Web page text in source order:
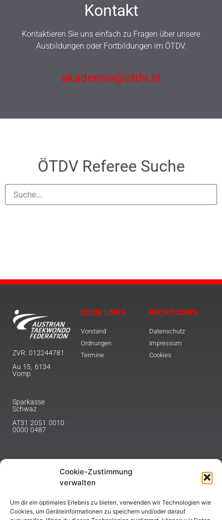
Cookie-Zustimmung
verwalten
Um dir ein optimales Erlebnis zu bieten, verwenden wir Technologien wie
Cookies, um Geräteinformationen zu speichern und/oder darauf
Kontakt
Kontaktieren Sie uns einfach zu Fragen über unsere
Ausbildungen oder Fortbildungen im ÖTDV.
akademie@otdv.at
ÖTDV Referee Suche
ZVR: 012244781
Au 15, 6134
Vomp
Sparkasse
Schwaz
AT31 2051 0010
0000 0487
QUICK LINKS
Vorstand
Ordnungen
Termine
RECHTLICHES
Datenschutz
Impressum
Cookies